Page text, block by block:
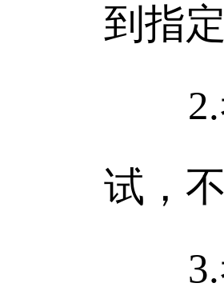
到指
2.考
试，
3.考